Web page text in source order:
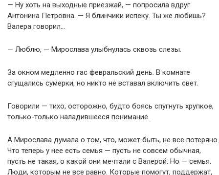
— Ну хоть на выходные приезжай, — попросила вдруг
Антонина Петровна. — Я блинчики испеку. Ты же любишь?
Валера говорил…
— Люблю, — Мирослава улыбнулась сквозь слезы.
За окном медленно гас февральский день. В комнате
сгущались сумерки, но никто не вставал включить свет.
Говорили — тихо, осторожно, будто боясь спугнуть хрупкое,
только-только наладившееся понимание.
А Мирослава думала о том, что, может быть, не все потеряно.
Что теперь у нее есть семья — пусть не совсем обычная,
пусть не такая, о какой они мечтали с Валерой. Но — семья.
Люди, которым не все равно. Которые помогут, поддержат,